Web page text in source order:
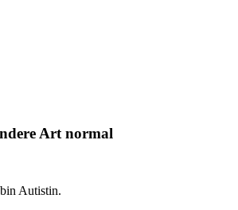
Art normal
Autistin.